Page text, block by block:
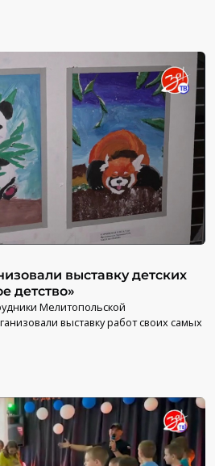
выставку детских
детство»
Мелитопольской
выставку работ своих самых